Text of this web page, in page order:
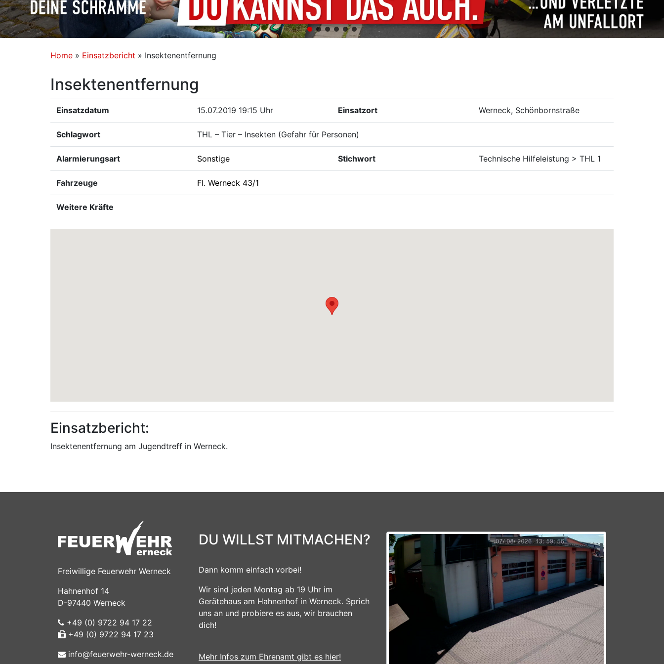
Home » Einsatzbericht » Insektenentfernung
Insektenentfernung
Einsatzdatum 15.07.2019 19:15 Uhr Einsatzort Werneck, Schönbornstraße
Schlagwort THL – Tier – Insekten (Gefahr für Personen)
Alarmierungsart Sonstige Stichwort Technische Hilfeleistung > THL 1
Fahrzeuge Fl. Werneck 43/1
Weitere Kräfte
Einsatzbericht:
Insektenentfernung am Jugendtreff in Werneck.
Freiwillige Feuerwehr Werneck
Hahnenhof 14
D-97440 Werneck
+49 (0) 9722 94 17 22
+49 (0) 9722 94 17 23
info@feuerwehr-werneck.de
DU WILLST MITMACHEN?
Dann komm einfach vorbei!
Wir sind jeden Montag ab 19 Uhr im
Gerätehaus am Hahnenhof in Werneck. Sprich
uns an und probiere es aus, wir brauchen
dich!
Mehr Infos zum Ehrenamt gibt es hier!